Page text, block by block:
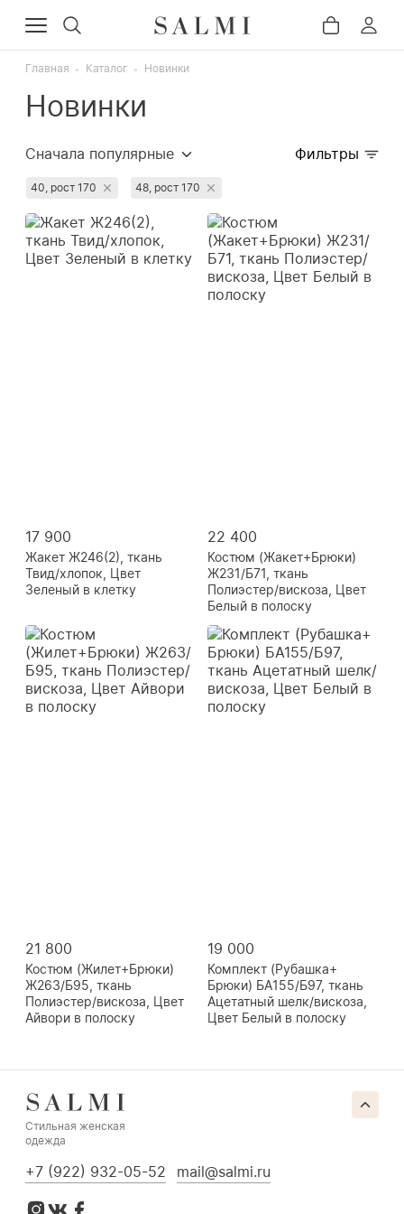
Главная Каталог Новинки
Новинки
Сначала популярные
Сначала дорогие
Недавно добавленные
Сначала со скидкой
Фильтры
40, рост 170 48, рост 170
17 900
Жакет Ж246(2), ткань
Твид/хлопок, Цвет
Зеленый в клетку
22 400
Костюм (Жакет+Брюки)
Ж231/Б71, ткань
Полиэстер/вискоза, Цвет
Белый в полоску
21 800
Костюм (Жилет+Брюки)
Ж263/Б95, ткань
Полиэстер/вискоза, Цвет
Айвори в полоску
19 000
Комплект (Рубашка+
Брюки) БА155/Б97, ткань
Ацетатный шелк/вискоза,
Цвет Белый в полоску
Стильная женская
одежда
+7 (922) 932-05-52 mail@salmi.ru